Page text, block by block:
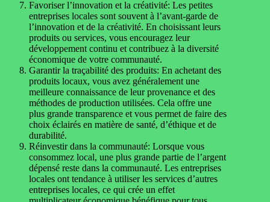
Favoriser l’innovation et la créativité: Les petites
entreprises locales sont souvent à l’avant-garde de
l’innovation et de la créativité. En choisissant leurs
produits ou services, vous encouragez leur
développement continu et contribuez à la diversité
économique de votre communauté.
Garantir la traçabilité des produits: En achetant des
produits locaux, vous avez généralement une
meilleure connaissance de leur provenance et des
méthodes de production utilisées. Cela offre une
plus grande transparence et vous permet de faire des
choix éclairés en matière de santé, d’éthique et de
durabilité.
Réinvestir dans la communauté: Lorsque vous
consommez local, une plus grande partie de l’argent
dépensé reste dans la communauté. Les entreprises
locales ont tendance à utiliser les services d’autres
entreprises locales, ce qui crée un effet